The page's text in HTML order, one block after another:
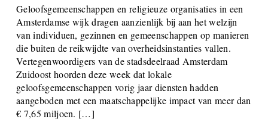
Geloofsgemeenschappen en religieuze organisaties in een
Amsterdamse wijk dragen aanzienlijk bij aan het welzijn
van individuen, gezinnen en gemeenschappen op manieren
die buiten de reikwijdte van overheidsinstanties vallen.
Vertegenwoordigers van de stadsdeelraad Amsterdam
Zuidoost hoorden deze week dat lokale
geloofsgemeenschappen vorig jaar diensten hadden
aangeboden met een maatschappelijke impact van meer dan
€ 7,65 miljoen. […]